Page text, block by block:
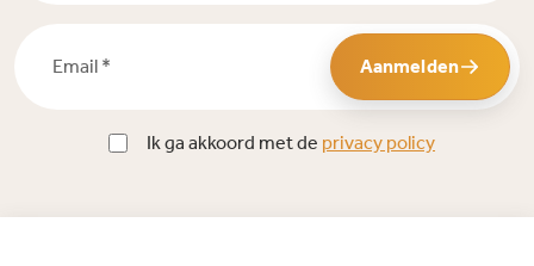
Aanmelden
Ik ga akkoord met de privacy policy